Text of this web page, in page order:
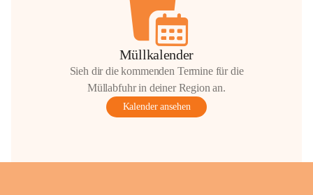
Müllkalender
Sieh dir die kommenden Termine für die
Müllabfuhr in deiner Region an.
Kalender ansehen